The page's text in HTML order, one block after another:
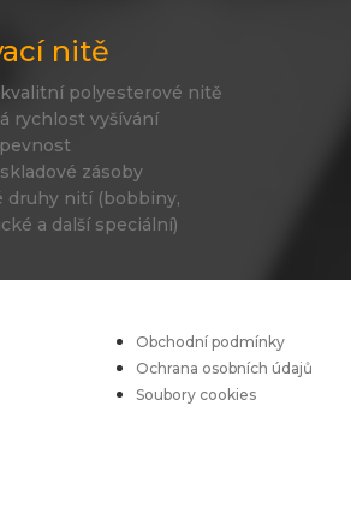
nitě
polyesterové nitě
rychlost vyšívání
zásoby
druhy nití (bobbiny,
a další speciální)
Obchodní podmínky
Ochrana osobních údajů
Soubory cookies